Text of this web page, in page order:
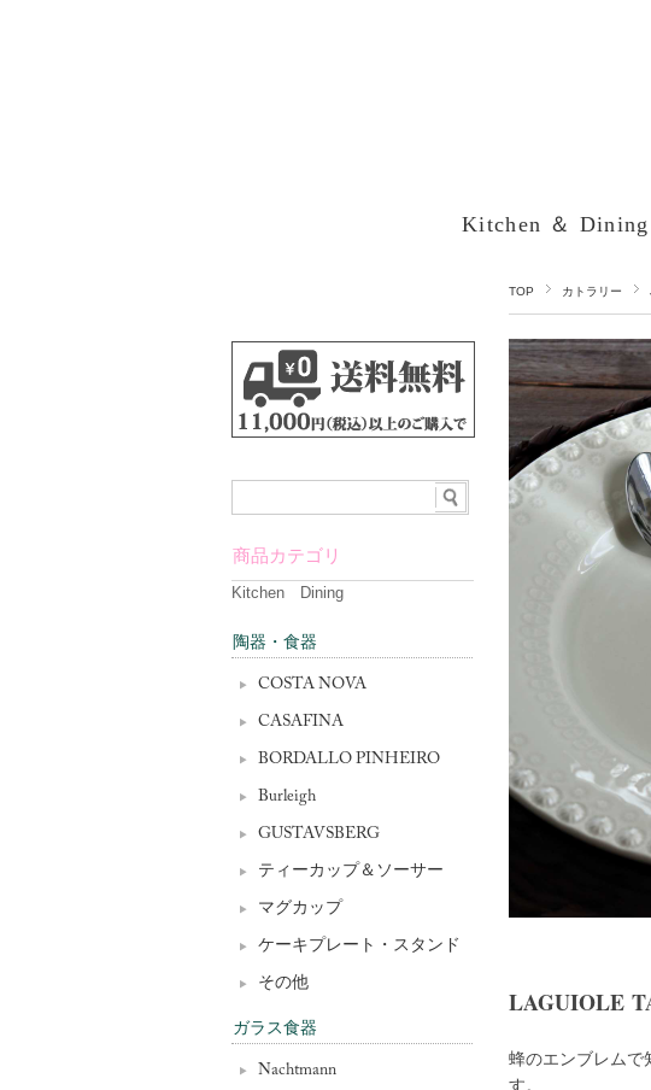
Kitchen ＆ Dining
TOP カトラリー
LAGUIOLE
蜂のエンブレムで
す。
商品カテゴリ
Kitchen Dining
陶器・食器
COSTA NOVA
CASAFINA
BORDALLO PINHEIRO
Burleigh
GUSTAVSBERG
ティーカップ＆ソーサー
マグカップ
ケーキプレート・スタンド
その他
ガラス食器
Nachtmann